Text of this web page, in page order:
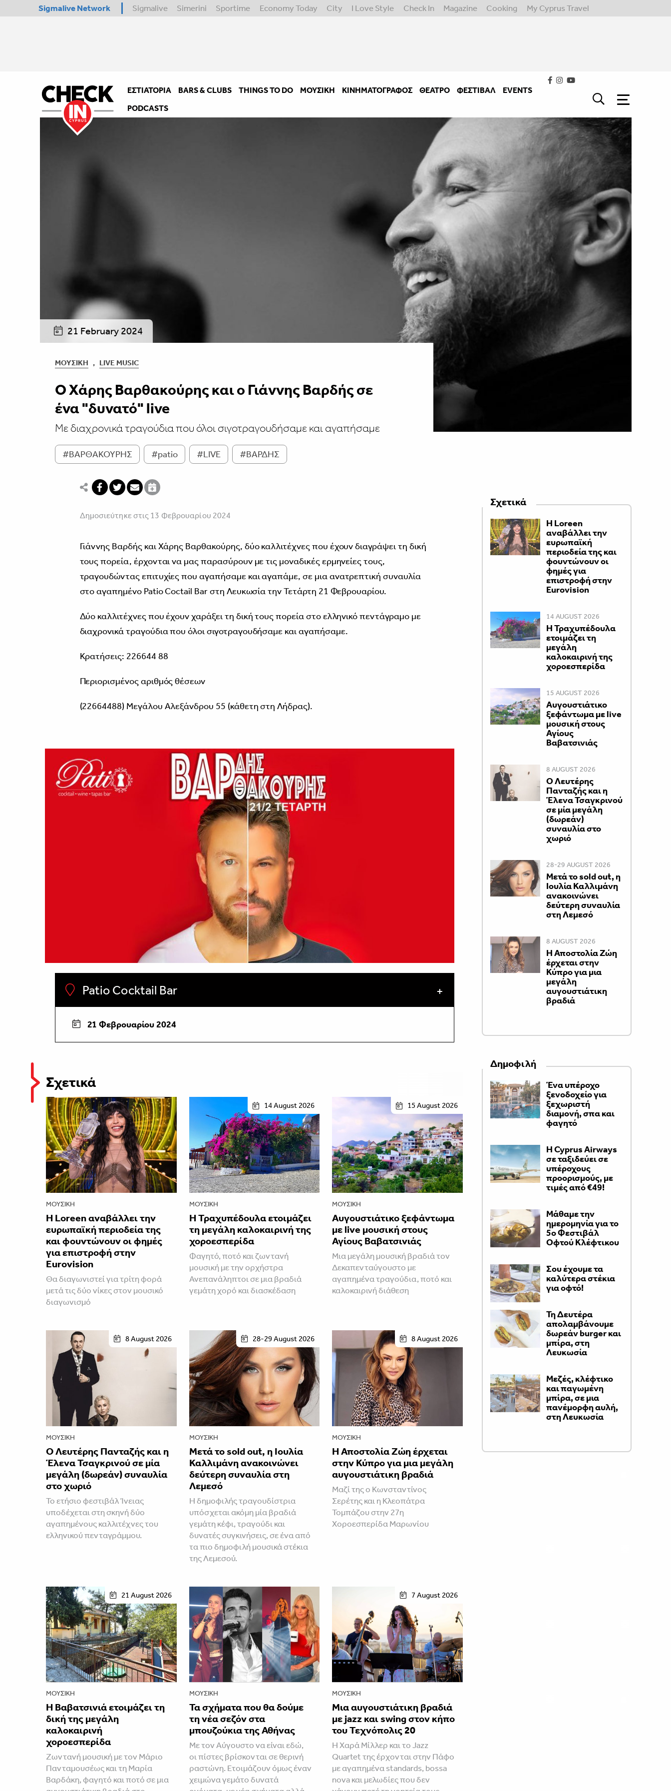
Sigmalive Network Sigmalive Simerini Sportime Economy Today City I Love Style Check In Magazine Cooking My Cyprus Travel
ΕΣΤΙΑΤΌΡΙΑ BARS & CLUBS THINGS TO DO ΜΟΥΣΙΚΉ ΚΙΝΗΜΑΤΟΓΡΆΦΟΣ ΘΈΑΤΡΟ ΦΕΣΤΙΒΑΛ
EVENTS
PODCASTS
21 February 2024
ΜΟΥΣΙΚΉ , LIVE MUSIC
Ο Χάρης Βαρθακούρης και ο Γιάννης Βαρδής σε
ένα "δυνατό" live
Με διαχρονικά τραγούδια που όλοι σιγοτραγουδήσαμε και αγαπήσαμε
#ΒΑΡΘΑΚΟΥΡΗΣ #patio #LIVE #BAΡΔΗΣ
Δημοσιεύτηκε στις 13 Φεβρουαρίου 2024
Γιάννης Βαρδής και Χάρης Βαρθακούρης, δύο καλλιτέχνες που έχουν διαγράψει τη δική
τους πορεία, έρχονται να μας παρασύρουν με τις μοναδικές ερμηνείες τους,
τραγουδώντας επιτυχίες που αγαπήσαμε και αγαπάμε, σε μια ανατρεπτική συναυλία
στο αγαπημένο Patio Coctail Bar στη Λευκωσία την Τετάρτη 21 Φεβρουαρίου.
Δύο καλλιτέχνες που έχουν χαράξει τη δική τους πορεία στο ελληνικό πεντάγραμο με
διαχρονικά τραγούδια που όλοι σιγοτραγουδήσαμε και αγαπήσαμε.
Κρατήσεις: 226644 88
Περιορισμένος αριθμός θέσεων
(22664488) Μεγάλου Αλεξάνδρου 55 (κάθετη στη Λήδρας).
Patio Cocktail Bar
21 Φεβρουαρίου 2024
Σχετικά
ΜΟΥΣΙΚΉ
Η Loreen αναβάλλει την
ευρωπαϊκή περιοδεία της
και φουντώνουν οι φημές
για επιστροφή στην
Eurovision
Θα διαγωνιστεί για τρίτη φορά
μετά τις δύο νίκες στον μουσικό
διαγωνισμό
14 August 2026
ΜΟΥΣΙΚΉ
Η Τραχυπέδουλα ετοιμάζει
τη μεγάλη καλοκαιρινή της
χοροεσπερίδα
Φαγητό, ποτό και ζωντανή
μουσική με την ορχήστρα
Ανεπανάληπτοι σε μια βραδιά
γεμάτη χορό και διασκέδαση
15 August 2026
ΜΟΥΣΙΚΉ
Αυγουστιάτικο ξεφάντωμα
με live μουσική στους
Αγίους Βαβατσινιάς
Μια μεγάλη μουσική βραδιά τον
Δεκαπενταύγουστο με
αγαπημένα τραγούδια, ποτό και
καλοκαιρινή διάθεση
8 August 2026
ΜΟΥΣΙΚΉ
Ο Λευτέρης Πανταζής και η
Έλενα Τσαγκρινού σε μία
μεγάλη (δωρεάν) συναυλία
στο χωριό
Το ετήσιο φεστιβάλ Ίνειας
υποδέχεται στη σκηνή δύο
αγαπημένους καλλιτέχνες του
ελληνικού πενταγράμμου.
28-29 August 2026
ΜΟΥΣΙΚΉ
Μετά το sold out, η Ιουλία
Καλλιμάνη ανακοινώνει
δεύτερη συναυλία στη
Λεμεσό
H δημοφιλής τραγουδίστρια
υπόσχεται ακόμη μία βραδιά
γεμάτη κέφι, τραγούδι και
δυνατές συγκινήσεις, σε ένα από
τα πιο δημοφιλή μουσικά στέκια
της Λεμεσού.
8 August 2026
ΜΟΥΣΙΚΉ
Η Αποστολία Ζώη έρχεται
στην Κύπρο για μια μεγάλη
αυγουστιάτικη βραδιά
Μαζί της ο Κωνσταντίνος
Σερέτης και η Κλεοπάτρα
Τομπάζου στην 27η
Χοροεσπερίδα Μαρωνίου
21 August 2026
ΜΟΥΣΙΚΉ
Η Βαβατσινιά ετοιμάζει τη
δική της μεγάλη
καλοκαιρινή
χοροεσπερίδα
Ζωντανή μουσική με τον Μάριο
Πανταμουσέως και τη Μαρία
Βαρδάκη, φαγητό και ποτό σε μια
ΜΟΥΣΙΚΉ
Τα σχήματα που θα δούμε
τη νέα σεζόν στα
μπουζούκια της Αθήνας
Με τον Αύγουστο να είναι εδώ,
οι πίστες βρίσκονται σε θερινή
ραστώνη. Ετοιμάζουν όμως έναν
χειμώνα γεμάτο δυνατά
7 August 2026
ΜΟΥΣΙΚΉ
Μια αυγουστιάτικη βραδιά
με jazz και swing στον κήπο
του Τεχνόπολις 20
Η Χαρά Μίλλερ και το Jazz
Quartet της έρχονται στην Πάφο
με αγαπημένα standards, bossa
nova και μελωδίες που δεν
Σχετικά
Η Loreen
αναβάλλει την
ευρωπαϊκή
περιοδεία της και
φουντώνουν οι
φημές για
επιστροφή στην
Eurovision
14 AUGUST 2026
Η Τραχυπέδουλα
ετοιμάζει τη
μεγάλη
καλοκαιρινή της
χοροεσπερίδα
15 AUGUST 2026
Αυγουστιάτικο
ξεφάντωμα με live
μουσική στους
Αγίους
Βαβατσινιάς
8 AUGUST 2026
Ο Λευτέρης
Πανταζής και η
Έλενα Τσαγκρινού
σε μία μεγάλη
(δωρεάν)
συναυλία στο
χωριό
28-29 AUGUST 2026
Μετά το sold out, η
Ιουλία Καλλιμάνη
ανακοινώνει
δεύτερη συναυλία
στη Λεμεσό
8 AUGUST 2026
Η Αποστολία Ζώη
έρχεται στην
Κύπρο για μια
μεγάλη
αυγουστιάτικη
βραδιά
Δημοφιλή
Ένα υπέροχο
ξενοδοχείο για
ξεχωριστή
διαμονή, σπα και
φαγητό
H Cyprus Airways
σε ταξιδεύει σε
υπέροχους
προορισμούς, με
τιμές από €49!
Μάθαμε την
ημερομηνία για το
5ο Φεστιβάλ
Οφτού Κλέφτικου
Σου έχουμε τα
καλύτερα στέκια
για οφτό!
Τη Δευτέρα
απολαμβάνουμε
δωρεάν burger και
μπίρα, στη
Λευκωσία
Μεζές, κλέφτικο
και παγωμένη
μπίρα, σε μια
πανέμορφη αυλή,
στη Λευκωσία